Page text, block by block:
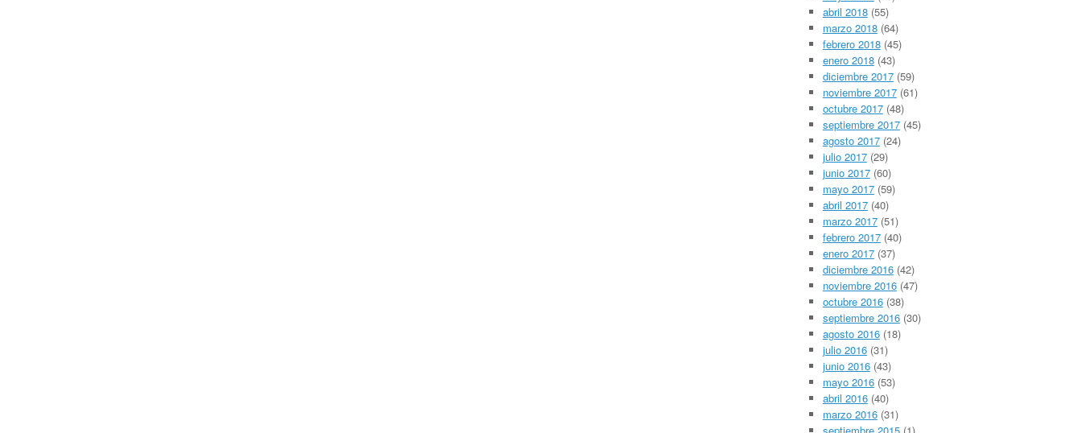
abril 2018(55)
marzo 2018(64)
febrero 2018(45)
enero 2018(43)
diciembre 2017(59)
noviembre 2017(61)
octubre 2017(48)
septiembre 2017(45)
agosto 2017(24)
julio 2017(29)
junio 2017(60)
mayo 2017(59)
abril 2017(40)
marzo 2017(51)
febrero 2017(40)
enero 2017(37)
diciembre 2016(42)
noviembre 2016(47)
octubre 2016(38)
septiembre 2016(30)
agosto 2016(18)
julio 2016(31)
junio 2016(43)
mayo 2016(53)
abril 2016(40)
marzo 2016(31)
septiembre 2015(1)